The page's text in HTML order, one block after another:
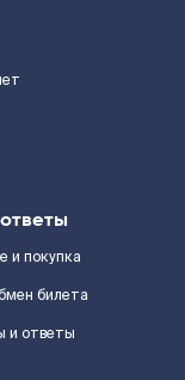
и покупка
билета
и ответы